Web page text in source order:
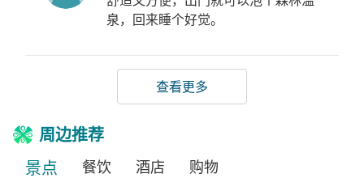
泉，回来睡个好觉。
查看更多
周边推荐
景点
餐饮 酒店 购物